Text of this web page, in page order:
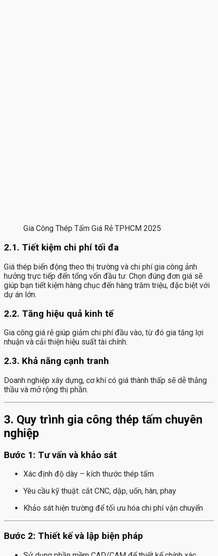
Gia Công Thép Tấm Giá Rẻ TPHCM 2025
2.1. Tiết kiệm chi phí tối đa
Giá thép biến động theo thị trường và chi phí gia công ảnh
hưởng trực tiếp đến tổng vốn đầu tư. Chọn đúng đơn giá sẽ
giúp bạn tiết kiệm hàng chục đến hàng trăm triệu, đặc biệt với
dự án lớn.
2.2. Tăng hiệu quả kinh tế
Gia công giá rẻ giúp giảm chi phí đầu vào, từ đó gia tăng lợi
nhuận và cải thiện hiệu suất tài chính.
2.3. Khả năng cạnh tranh
Doanh nghiệp xây dựng, cơ khí có giá thành thấp sẽ dễ thắng
thầu và mở rộng thị phần.
3. Quy trình gia công thép tấm chuyên
nghiệp
Bước 1: Tư vấn và khảo sát
Xác định độ dày – kích thước thép tấm
Yêu cầu kỹ thuật: cắt CNC, dập, uốn, hàn, phay
Khảo sát hiện trường để tối ưu hóa chi phí vận chuyển
Bước 2: Thiết kế và lập biện pháp